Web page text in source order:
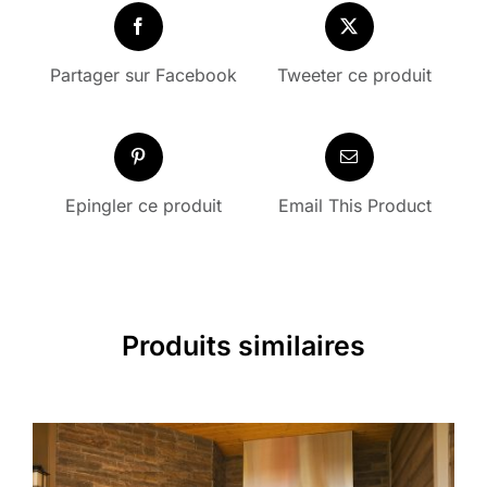
Partager sur Facebook Tweeter ce produit
Epingler ce produit Email This Product
Produits similaires